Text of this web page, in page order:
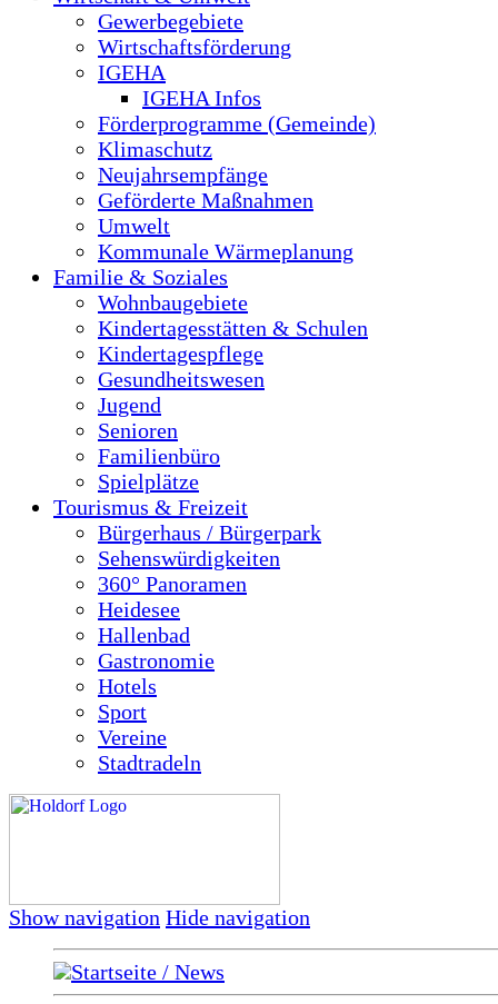
Gewerbegebiete
Wirtschaftsförderung
IGEHA
IGEHA Infos
Förderprogramme (Gemeinde)
Klimaschutz
Neujahrsempfänge
Geförderte Maßnahmen
Umwelt
Kommunale Wärmeplanung
Familie & Soziales
Wohnbaugebiete
Kindertagesstätten & Schulen
Kindertagespflege
Gesundheitswesen
Jugend
Senioren
Familienbüro
Spielplätze
Tourismus & Freizeit
Bürgerhaus / Bürgerpark
Sehenswürdigkeiten
360° Panoramen
Heidesee
Hallenbad
Gastronomie
Hotels
Sport
Vereine
Stadtradeln
Show navigation Hide navigation
Startseite / News